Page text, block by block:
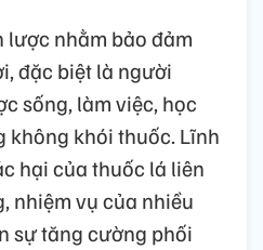
lược nhằm bảo đảm
đặc biệt là người
sống, làm việc, học
khói thuốc. Lĩnh
hại của thuốc lá liên
nhiệm vụ của nhiều
sự tăng cường phối